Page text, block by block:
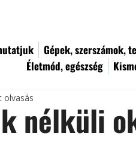
Gépek, szerszámok,
Életmód, egészség
nélküli
olvasás